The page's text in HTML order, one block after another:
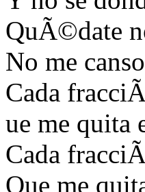
QuÃ©date
No me
Cada
ue me quita
Cada
Que me